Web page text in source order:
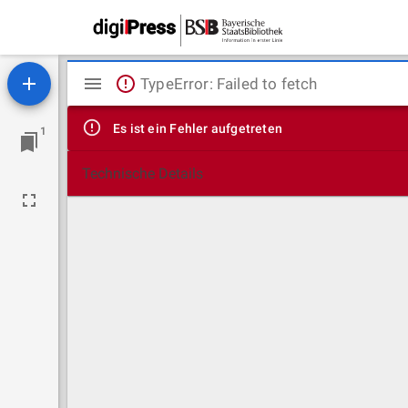
1
Mirador
Viewer
TypeError: Failed to fetch
Es ist ein Fehler aufgetreten
Technische Details